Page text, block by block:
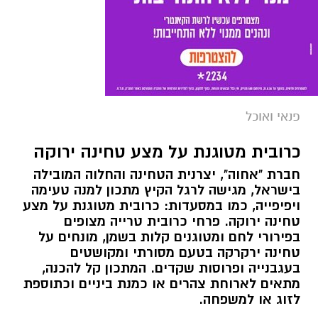
פנאי ואוכל
כרובית מטוגנת על מצע טחינה ירוקה
חברת "אחוה", יצרנית הטחינה והחלוה המובילה
בישראל, מגישה לרגל הקיץ מתכון למנה טעימה
ויפיפייה, כמו במסעדות: כרובית מטוגנת על מצע
טחינה ירוקה. פרחי כרובית טרייה מצופים
בפירורי לחם ומטוגנים קלות בשמן, מונחים על
טחינה ירקרקה בטעם מסורתי ומקושטים
בעגבנייה ופרוסות שקדים. המתכון קל להכנה,
מתאים לארוחת צהרים או כמנת ביניים וכתוספת
לזוג או למשפחה.